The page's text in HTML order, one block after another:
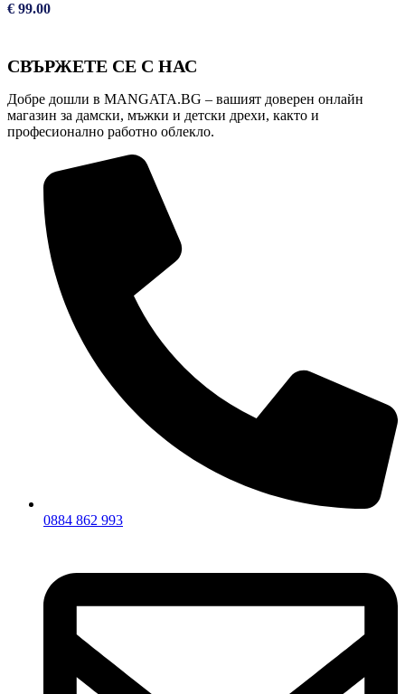
may
on
product
page
€ 99.00
СВЪРЖЕТЕ СЕ С НАС
Добре дошли в MANGATA.BG – вашият доверен онлайн
магазин за дамски, мъжки и детски дрехи, както и
професионално работно облекло.
0884 862 993